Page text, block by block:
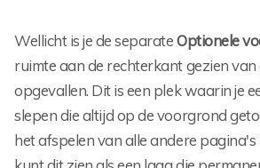
Wellicht is je de separateOptionele
ruimte aan de rechterkant gezien
opgevallen. Dit is een plek waarin je
slepen die altijd op de voorgrond
het afspelen van alle andere pagina's